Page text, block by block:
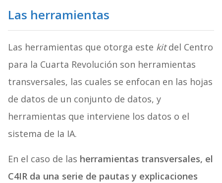
Las herramientas
Las herramientas que otorga este kitdel Centro
para la Cuarta Revolución son herramientas
transversales, las cuales se enfocan en las hojas
de datos de un conjunto de datos, y
herramientas que interviene los datos o el
sistema de Ia IA.
En el caso de las herramientas transversales, el
C4IR da una serie de pautas y explicaciones